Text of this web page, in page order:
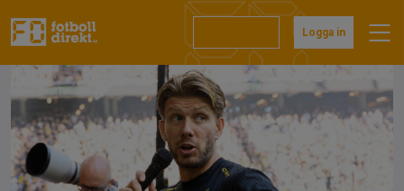
till
Logga in